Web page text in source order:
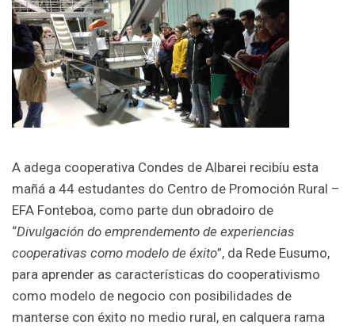
A adega cooperativa Condes de Albarei recibíu esta
mañá a 44 estudantes do Centro de Promoción Rural –
EFA Fonteboa, como parte dun obradoiro de
“Divulgación do emprendemento de experiencias
cooperativas como modelo de éxito”, da Rede Eusumo,
para aprender as características do cooperativismo
como modelo de negocio con posibilidades de
manterse con éxito no medio rural, en calquera rama